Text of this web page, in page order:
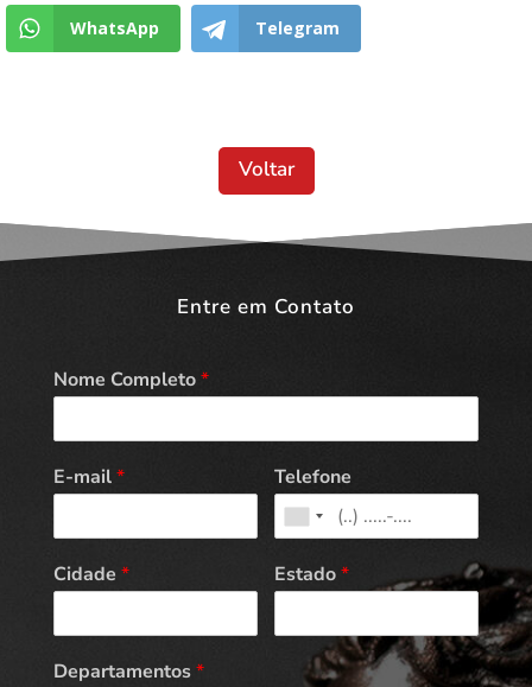
WhatsApp Telegram
Voltar
Entre em Contato
Nome Completo*
E-mail* Telefone
Cidade * Estado*
Departamentos*